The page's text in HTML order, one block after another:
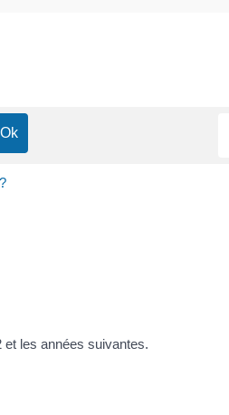
et les années suivantes.